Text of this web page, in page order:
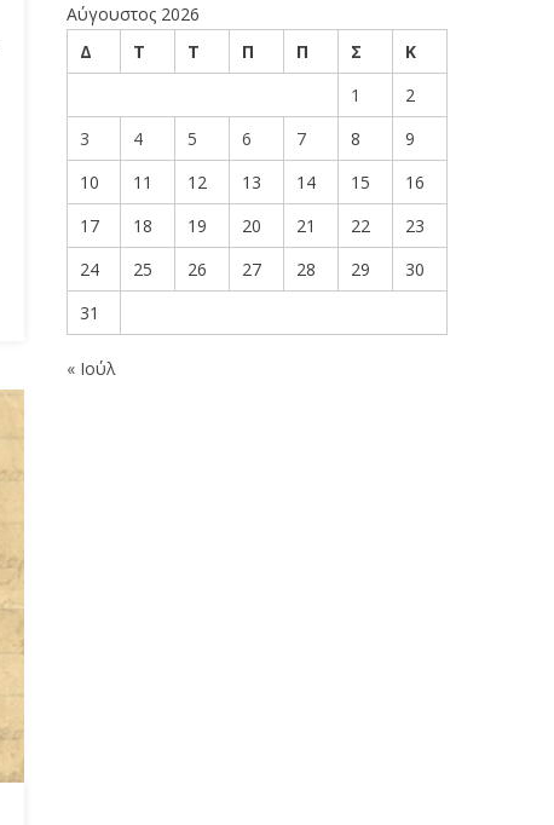
Αύγουστος 2026
Δ
Τ Τ Π Π Σ
Κ
1
2
3
4 5 6 7 8
9
10
11 12 13 14 15
16
17
18 19 20 21 22
23
24
25 26 27 28 29
30
31
« Ιούλ